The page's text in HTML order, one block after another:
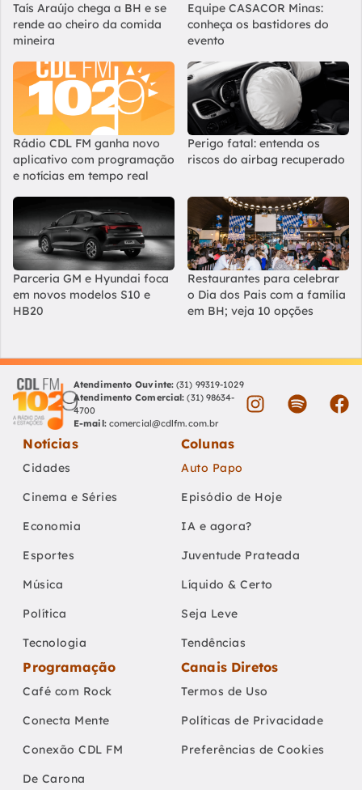
Taís Araújo chega a BH e se
rende ao cheiro da comida
mineira
Equipe CASACOR Minas:
conheça os bastidores do
evento
Rádio CDL FM ganha novo
aplicativo com programação
e notícias em tempo real
Perigo fatal: entenda os
riscos do airbag recuperado
Parceria GM e Hyundai foca
em novos modelos S10 e
HB20
Restaurantes para celebrar
o Dia dos Pais com a família
em BH; veja 10 opções
Atendimento Ouvinte: (31) 99319-1029
Atendimento Comercial: (31) 98634-
4700
E-mail: comercial@cdlfm.com.br
Notícias
Cidades
Cinema e Séries
Economia
Esportes
Música
Política
Tecnologia
Colunas
Auto Papo
Episódio de Hoje
IA e agora?
Juventude Prateada
Líquido & Certo
Seja Leve
Tendências
Programação
Café com Rock
Conecta Mente
Conexão CDL FM
De Carona
Canais Diretos
Termos de Uso
Políticas de Privacidade
Preferências de Cookies